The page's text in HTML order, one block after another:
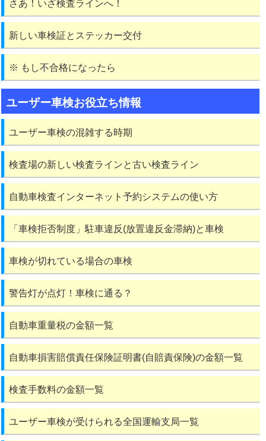
さあ！いざ検査ラインへ！
新しい車検証とステッカー交付
※ もし不合格になったら
ユーザー車検お役立ち情報
ユーザー車検の混雑する時期
検査場の新しい検査ラインと古い検査ライン
自動車検査インターネット予約システムの使い方
「車検拒否制度」駐車違反(放置違反金滞納)と車検
車検が切れている場合の車検
警告灯が点灯！車検に通る？
自動車重量税の金額一覧
自動車損害賠償責任保険証明書(自賠責保険)の金額一覧
検査手数料の金額一覧
ユーザー車検が受けられる全国運輸支局一覧